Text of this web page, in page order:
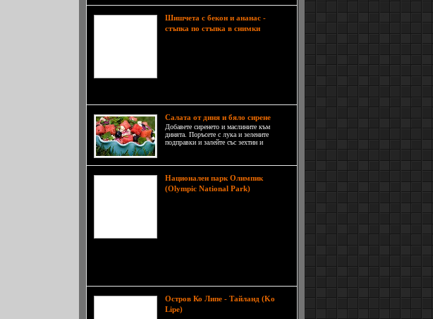
Шишчета с бекон и ананас -
стъпка по стъпка в снимкиОсвен
Салата от диня и бяло сирене
Добавете сиренето и маслините към
динята. Поръсете с лука и зелените
подправки и залейте със зехтин и
Национален парк Олимпик
(Olympic National Park)
Остров Ко Липе - Тайланд (Ko
Lipe)Богатото и разнообразно